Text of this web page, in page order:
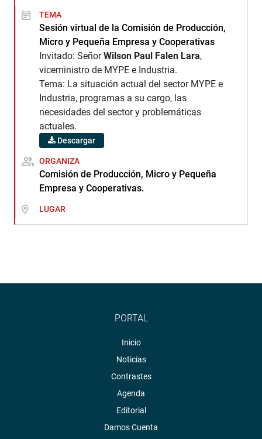
TEMA
Sesión virtual de la Comisión de Producción,
Micro y Pequeña Empresa y Cooperativas
Invitado: SeñorWilson Paul Falen Lara,
viceministro de MYPE e Industria.
Tema: La situación actual del sector MYPE e
Industria, programas a su cargo, las
necesidades del sector y problemáticas
actuales.
Descargar
ORGANIZA
Comisión de Producción, Micro y Pequeña
Empresa y Cooperativas.
LUGAR
PORTAL
Inicio
Noticias
Contrastes
Agenda
Editorial
Damos Cuenta